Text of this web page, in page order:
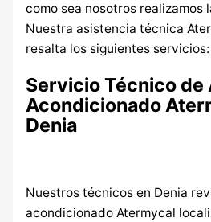
como sea nosotros realizamos
Nuestra asistencia técnica
resalta los siguientes servicios:
Servicio Técnico de
Acondicionado
Denia
Nuestros técnicos en Denia
acondicionado Atermycal